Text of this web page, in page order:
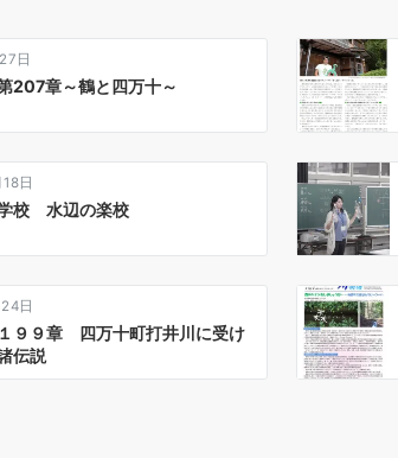
日
207章～鶴と四万十～
日
校 水辺の楽校
日
９９章 四万十町打井川に受け
伝説